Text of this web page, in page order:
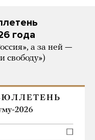
года
а за ней —
свободу»)